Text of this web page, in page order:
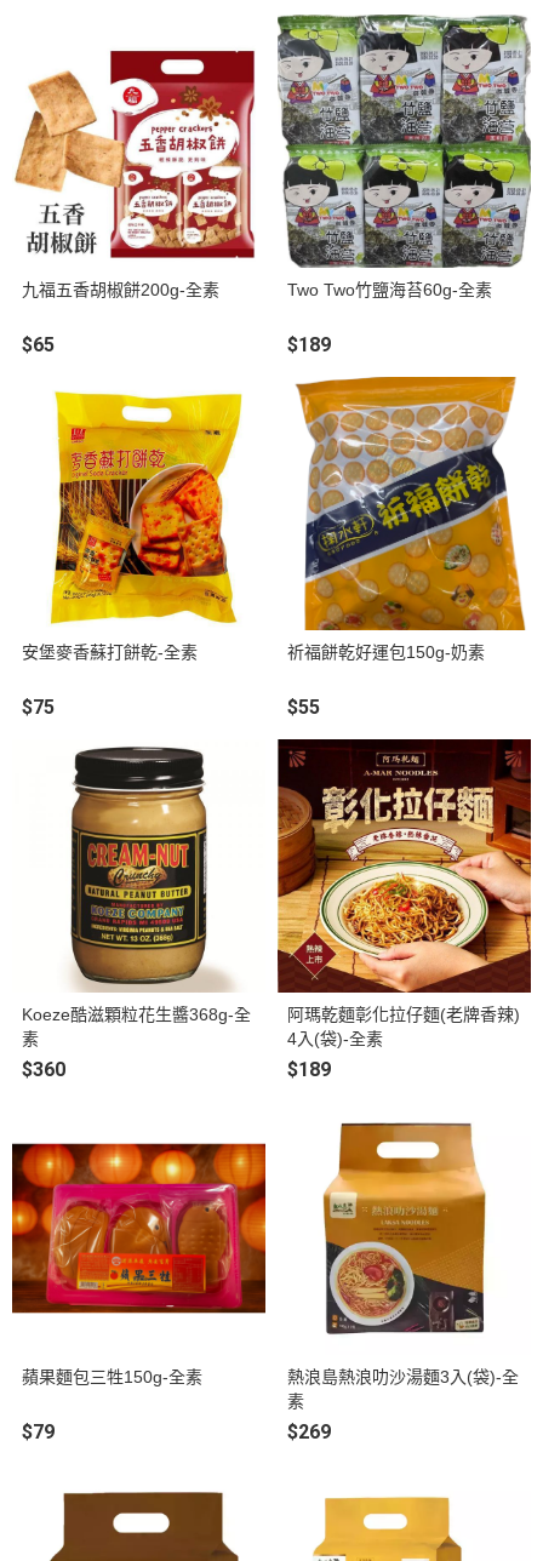
九福五香胡椒餅200g-全素
$65
Two Two竹鹽海苔60g-全素
$189
安堡麥香蘇打餅乾-全素
$75
祈福餅乾好運包150g-奶素
$55
Koeze酷滋顆粒花生醬368g-全
素
$360
阿瑪乾麵彰化拉仔麵(老牌香辣)
4入(袋)-全素
$189
蘋果麵包三牲150g-全素
$79
熱浪島熱浪叻沙湯麵3入(袋)-全
素
$269